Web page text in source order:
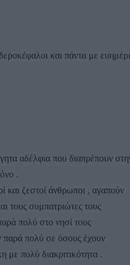
και πάντα με
αδέλφια που διαπρέπουν
.
και ζεστοί άνθρωποι , αγαπούν
τους συμπατριώτες τους
πολύ στο νησί τους
παρά πολύ σε όσους έχουν
με πολύ διακριτικότητα .